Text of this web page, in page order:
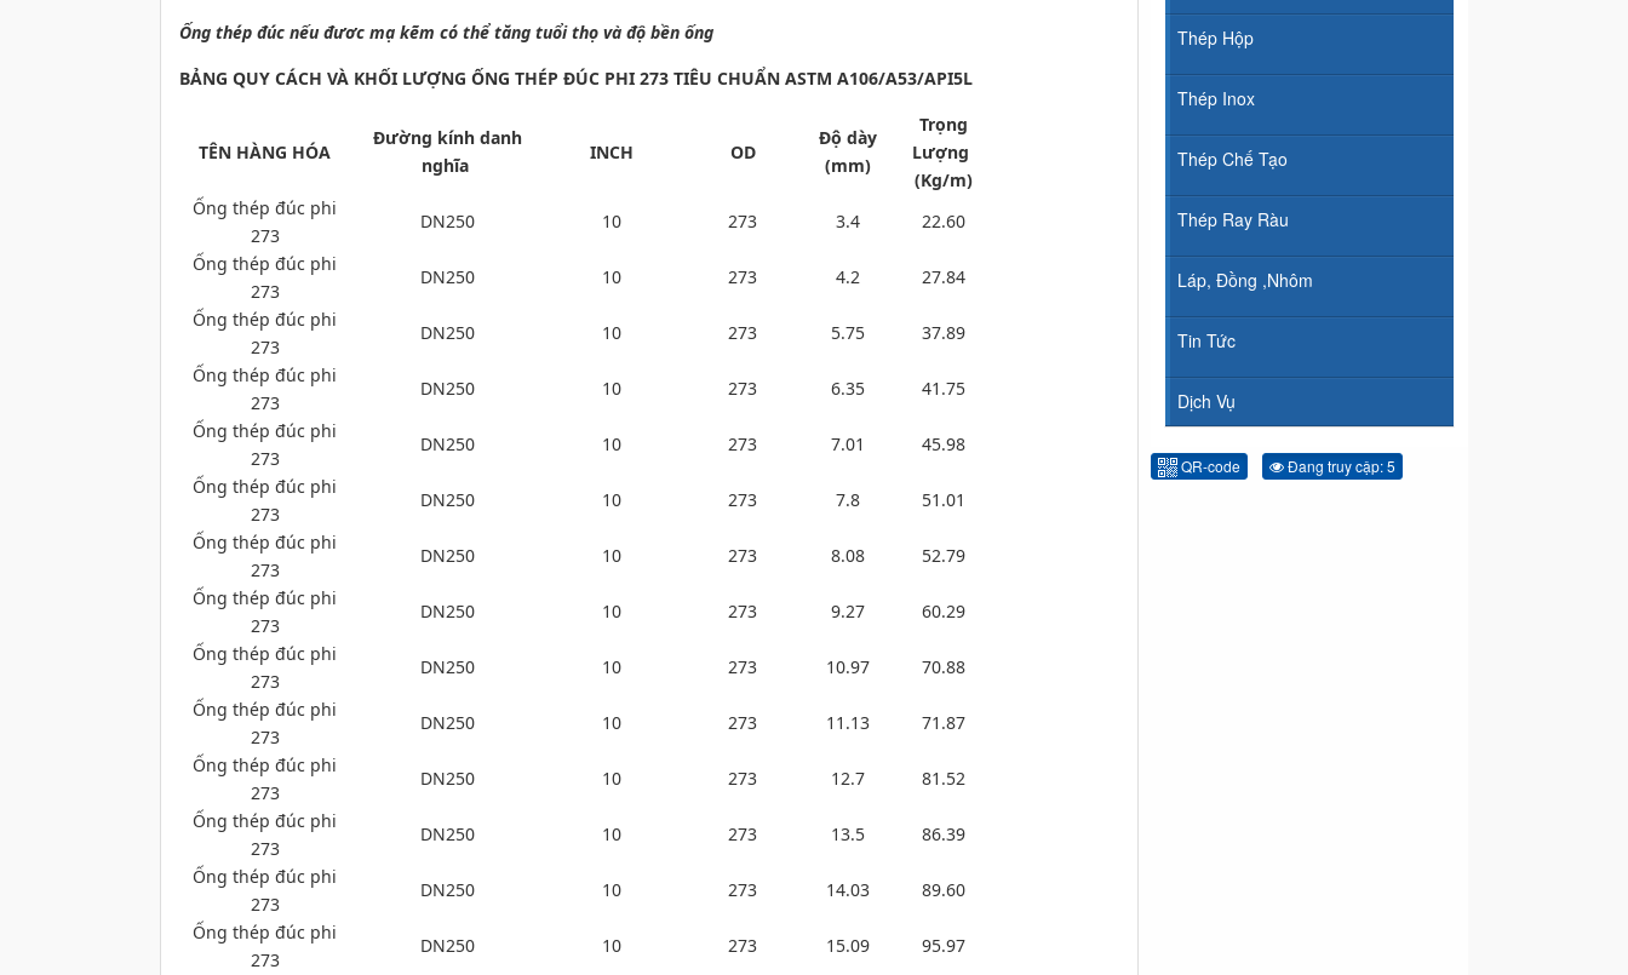
Ống thép đúc nếu đươc mạ kẽm có thể tăng tuổi thọ và độ bền ống
BẢNG QUY CÁCH VÀ KHỐI LƯỢNG ỐNG THÉP ĐÚC PHI 273 TIÊU CHUẨN ASTM A106/A53/API5L
TÊN HÀNG HÓA
Đường kính danh
nghĩa
INCH OD
Độ dày
(mm)
Trọng
Lượng
(Kg/m)
Ống thép đúc phi
273
DN250 10 273 3.4
22.60
Ống thép đúc phi
273
DN250 10 273 4.2
27.84
Ống thép đúc phi
273
DN250 10 273 5.75
37.89
Ống thép đúc phi
273
DN250 10 273 6.35
41.75
Ống thép đúc phi
273
DN250 10 273 7.01
45.98
Ống thép đúc phi
273
DN250 10 273 7.8
51.01
Ống thép đúc phi
273
DN250 10 273 8.08
52.79
Ống thép đúc phi
273
DN250 10 273 9.27
60.29
Ống thép đúc phi
273
DN250 10 273 10.97
70.88
Ống thép đúc phi
273
DN250 10 273 11.13
71.87
Ống thép đúc phi
273
DN250 10 273 12.7
81.52
Ống thép đúc phi
273
DN250 10 273 13.5
86.39
Ống thép đúc phi
273
DN250 10 273 14.03
89.60
Ống thép đúc phi
273
DN250 10 273 15.09
95.97
Thép Hộp
Thép Inox
Thép Chế Tạo
Thép Ray Ràu
Láp, Đồng ,Nhôm
Tin Tức
Dịch Vụ
QR-code Đang truy cập: 5